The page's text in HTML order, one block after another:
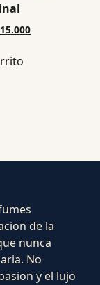
de la
nunca
No
y el lujo